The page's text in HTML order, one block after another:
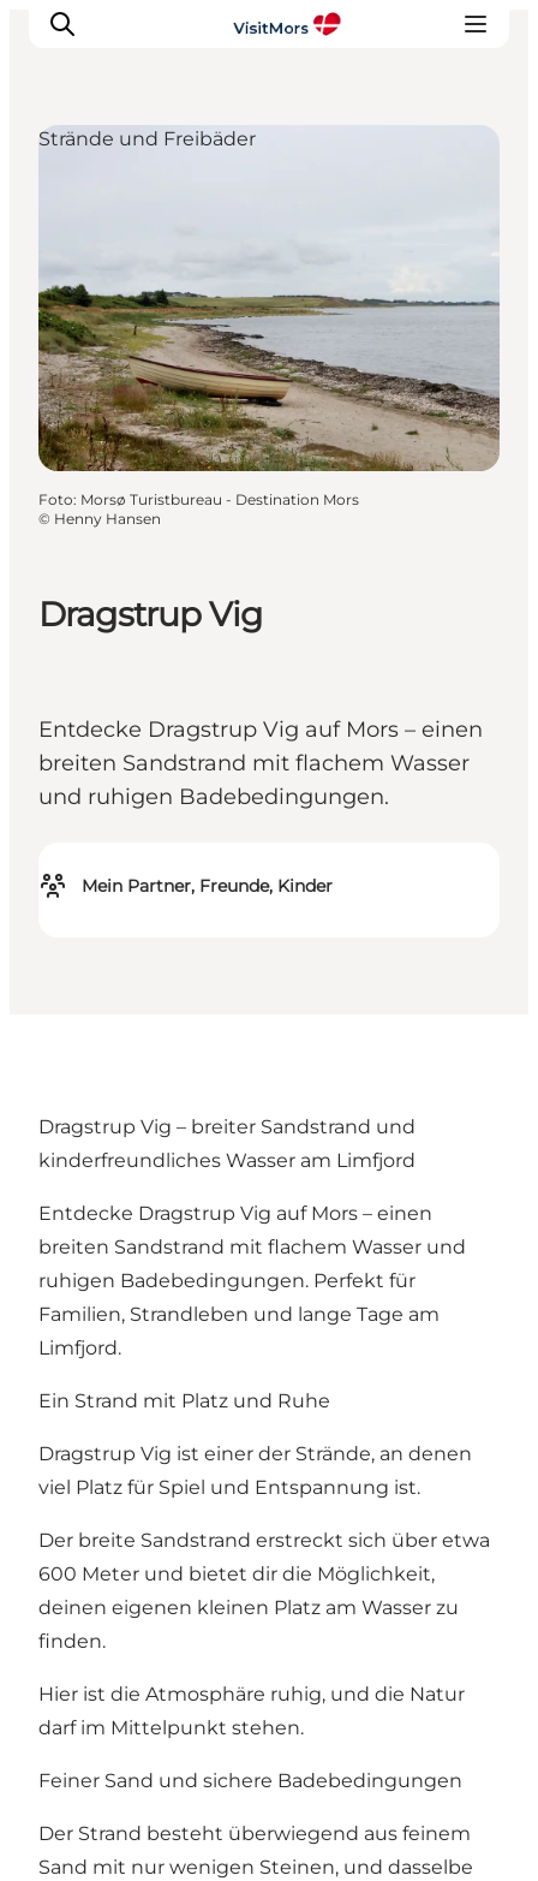
Unterkunft
Pauschalreisen / Urlaub
Planen Sie Ihre Reise
Dragstrup Vig
Entdecke Dragstrup Vig auf Mors – einen
breiten Sandstrand mit flachem Wasser
und ruhigen Badebedingungen.
Mein Partner, Freunde, Kinder
Strände und Freibäder
Foto: Morsø Turistbureau - Destination Mors
© Henny Hansen
Dragstrup Vig – breiter Sandstrand und
kinderfreundliches Wasser am Limfjord
Entdecke Dragstrup Vig auf Mors – einen
breiten Sandstrand mit flachem Wasser und
ruhigen Badebedingungen. Perfekt für
Familien, Strandleben und lange Tage am
Limfjord.
Ein Strand mit Platz und Ruhe
Dragstrup Vig ist einer der Strände, an denen
viel Platz für Spiel und Entspannung ist.
Der breite Sandstrand erstreckt sich über etwa
600 Meter und bietet dir die Möglichkeit,
deinen eigenen kleinen Platz am Wasser zu
finden.
Hier ist die Atmosphäre ruhig, und die Natur
darf im Mittelpunkt stehen.
Feiner Sand und sichere Badebedingungen
Der Strand besteht überwiegend aus feinem
Sand mit nur wenigen Steinen, und dasselbe